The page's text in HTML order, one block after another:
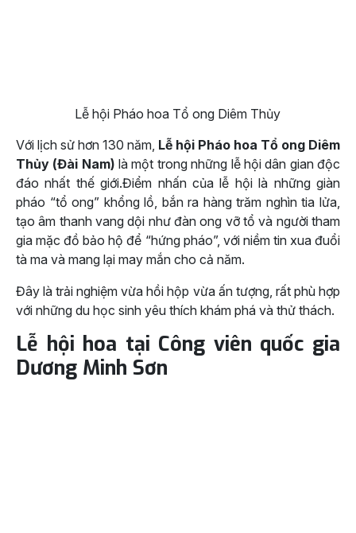
Lễ hội Pháo hoa Tổ ong Diêm Thủy
Với lịch sử hơn 130 năm, Lễ hội Pháo hoa Tổ ong Diêm
Thủy (Đài Nam) là một trong những lễ hội dân gian độc
đáo nhất thế giới.Điểm nhấn của lễ hội là những giàn
pháo “tổ ong” khổng lồ, bắn ra hàng trăm nghìn tia lửa,
tạo âm thanh vang dội như đàn ong vỡ tổ và người tham
gia mặc đồ bảo hộ để “hứng pháo”, với niềm tin xua đuổi
tà ma và mang lại may mắn cho cả năm.
Đây là trải nghiệm vừa hồi hộp vừa ấn tượng, rất phù hợp
với những du học sinh yêu thích khám phá và thử thách.
Lễ hội hoa tại Công viên quốc gia
Dương Minh Sơn